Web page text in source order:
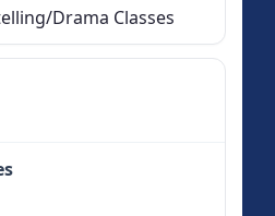
Drama Classes